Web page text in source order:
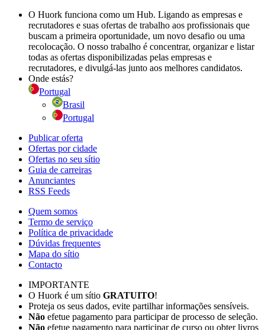
O Huork funciona como um Hub. Ligando as empresas e
recrutadores e suas ofertas de trabalho aos profissionais que
buscam a primeira oportunidade, um novo desafio ou uma
recolocação. O nosso trabalho é concentrar, organizar e listar
todas as ofertas disponibilizadas pelas empresas e
recrutadores, e divulgá-las junto aos melhores candidatos.
Onde estás?
Portugal
Brasil
Portugal
Publicar oferta
Ofertas por cidade
Ofertas no seu sítio
Guia de carreiras
Anunciantes
RSS Feeds
Quem somos
Termo de serviço
Política de privacidade
Dúvidas frequentes
Mapa do sítio
Contacto
IMPORTANTE
O Huork é um sítio GRATUITO!
Proteja os seus dados, evite partilhar informações sensíveis.
Não efetue pagamento para participar de processo de seleção.
Não efetue pagamento para participar de curso ou obter livros